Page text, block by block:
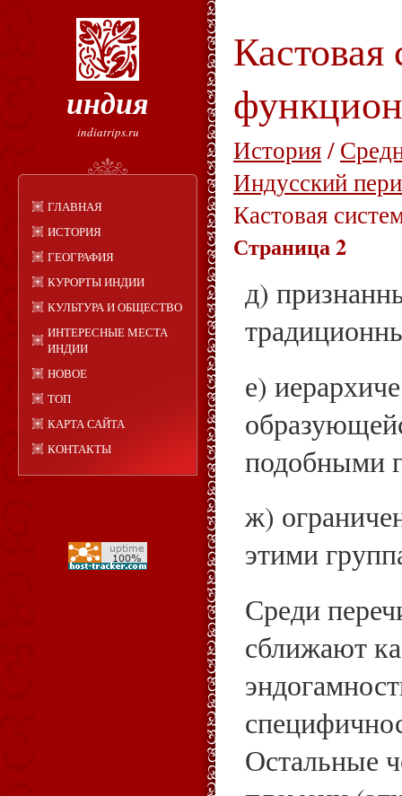
индия
indiatrips.ru
ГЛАВНАЯ
ИСТОРИЯ
ГЕОГРАФИЯ
КУРОРТЫ ИНДИИ
КУЛЬТУРА И ОБЩЕСТВО
ИНТЕРЕСНЫЕ МЕСТА
ИНДИИ
НОВОЕ
ТОП
КАРТА САЙТА
КОНТАКТЫ
Кастовая
История/
Индусский
Кастовая
Страница 2
д)
е)
подобными
ж)
этими
Среди
сближают
Остальные